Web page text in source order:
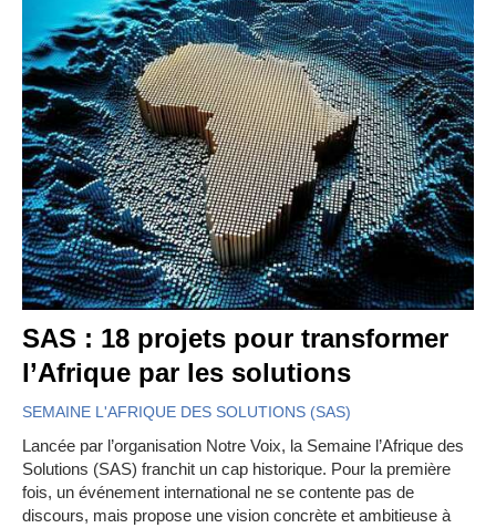
SAS : 18 projets pour transformer
l’Afrique par les solutions
SEMAINE L'AFRIQUE DES SOLUTIONS (SAS)
Lancée par l’organisation Notre Voix, la Semaine l’Afrique des
Solutions (SAS) franchit un cap historique. Pour la première
fois, un événement international ne se contente pas de
discours, mais propose une vision concrète et ambitieuse à